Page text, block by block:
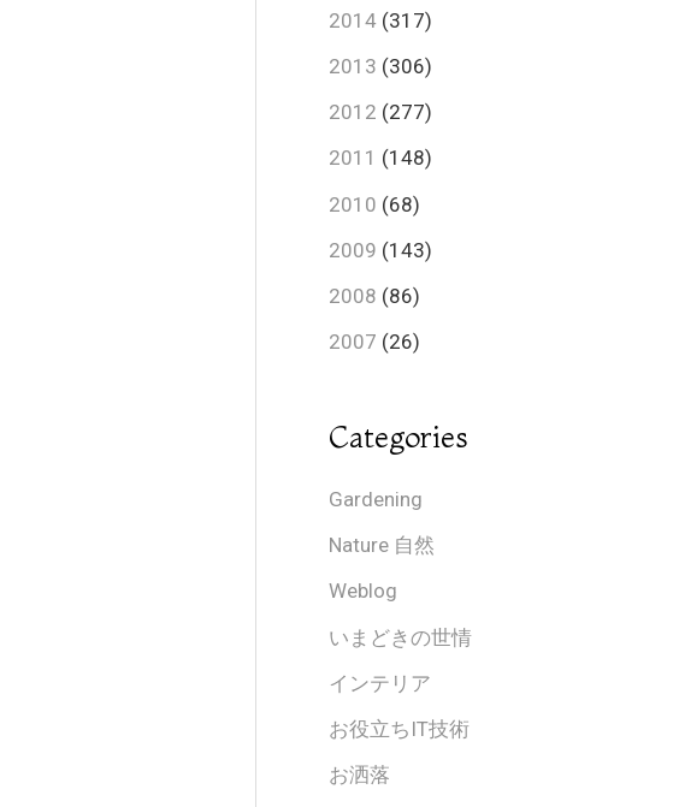
2014 (317)
2013 (306)
2012 (277)
2011 (148)
2010 (68)
2009 (143)
2008 (86)
2007 (26)
Categories
Gardening
Nature 自然
Weblog
いまどきの世情
インテリア
お役立ちIT技術
お洒落